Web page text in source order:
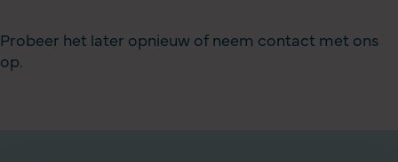
Probeer het later opnieuw of neem contact met ons
op.